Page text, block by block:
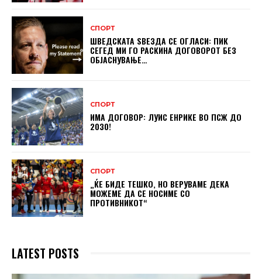
СПОРТ
ШВЕДСКАТА ЅВЕЗДА СЕ ОГЛАСИ: ПИК
СЕГЕД МИ ГО РАСКИНА ДОГОВОРОТ БЕЗ
ОБЈАСНУВАЊЕ…
СПОРТ
ИМА ДОГОВОР: ЛУИС ЕНРИКЕ ВО ПСЖ ДО
2030!
СПОРТ
„ЌЕ БИДЕ ТЕШКО, НО ВЕРУВАМЕ ДЕКА
МОЖЕМЕ ДA СЕ НОСИМЕ СО
ПРОТИВНИКОТ“
LATEST POSTS